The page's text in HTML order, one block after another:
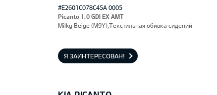
#E2601C078C45A 0005
Picanto 1,0 GDI EX AMT
Milky Beige (M9Y),Текстильная обивка сидений
Я ЗАИНТЕРЕСОВАН!